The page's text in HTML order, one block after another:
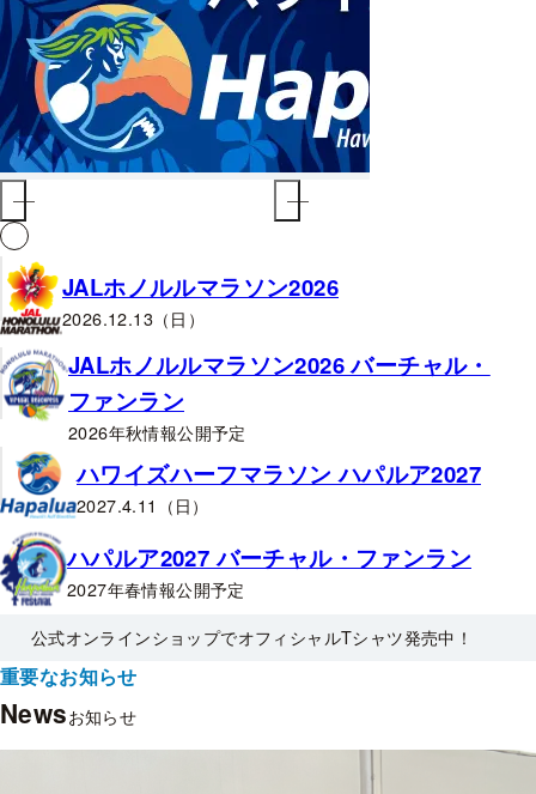
JALホノルルマラソン2026
2026.12.13（日）
JALホノルルマラソン2026 バーチャル・
ファンラン
2026年秋情報公開予定
ハワイズハーフマラソン ハパルア2027
2027.4.11（日）
ハパルア2027 バーチャル・ファンラン
2027年春情報公開予定
公式オンラインショップでオフィシャルTシャツ発売中！
重要なお知らせ
Newsお知らせ